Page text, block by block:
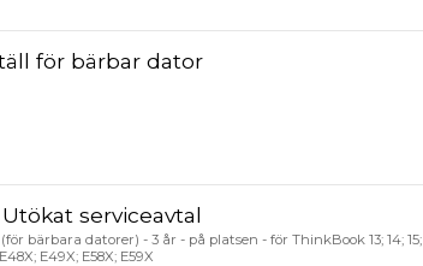
för bärbar dator
serviceavtal
bärbara datorer) - 3 år - på platsen - för ThinkBook 13; 14; 15;
E49X; E58X; E59X